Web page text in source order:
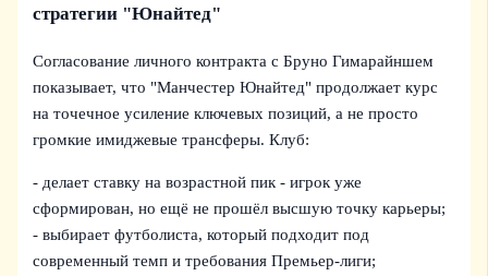
стратегии "Юнайтед"
Согласование личного контракта с Бруно Гимарайншем
показывает, что "Манчестер Юнайтед" продолжает курс
на точечное усиление ключевых позиций, а не просто
громкие имиджевые трансферы. Клуб:
- делает ставку на возрастной пик - игрок уже
сформирован, но ещё не прошёл высшую точку карьеры;
- выбирает футболиста, который подходит под
современный темп и требования Премьер-лиги;